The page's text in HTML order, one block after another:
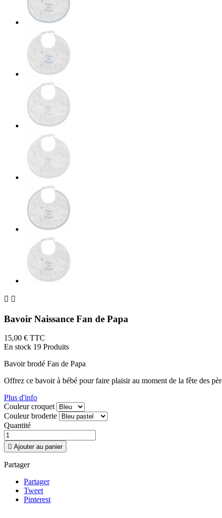
 
Bavoir Naissance Fan de Papa
15,00 € TTC
En stock 19 Produits
Bavoir brodé Fan de Papa
Offrez ce bavoir à bébé pour faire plaisir au moment de la fête des
Plus d'info
Couleur croquet
Couleur broderie
Quantité
 Ajouter au panier
Partager
Partager
Tweet
Pinterest